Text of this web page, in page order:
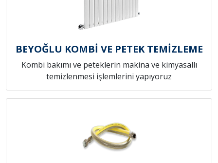
BEYOĞLU KOMBİ VE PETEK TEMİZLEME
Kombi bakımı ve peteklerin makina ve kimyasallı
temizlenmesi işlemlerini yapıyoruz